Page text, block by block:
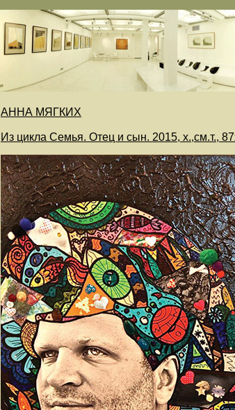
АННА МЯГКИХ
Из цикла Семья. Отец и сын. 2015, х.,см.т.,